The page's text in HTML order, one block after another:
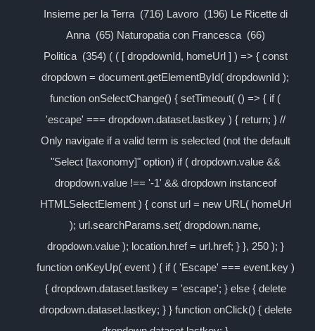
Insieme per la Terra (716) Lavoro (196) Le Ricette di
Anna (65) Naturopatia con Francesca (66)
Politica (354) ( ( [ dropdownId, homeUrl ] ) => { const
dropdown = document.getElementById( dropdownId );
function onSelectChange() { setTimeout( () => { if (
'escape' === dropdown.dataset.lastkey ) { return; } //
Only navigate if a valid term is selected (not the default
"Select [taxonomy]" option) if ( dropdown.value &&
dropdown.value !== '-1' && dropdown instanceof
HTMLSelectElement ) { const url = new URL( homeUrl
); url.searchParams.set( dropdown.name,
dropdown.value ); location.href = url.href; } }, 250 ); }
function onKeyUp( event ) { if ( 'Escape' === event.key )
{ dropdown.dataset.lastkey = 'escape'; } else { delete
dropdown.dataset.lastkey; } } function onClick() { delete